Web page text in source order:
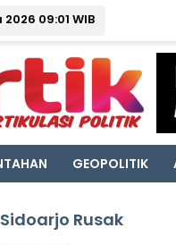
09:01 WIB
GEOPOLITIK
Rusak